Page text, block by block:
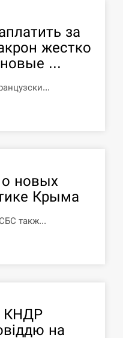
по
за
жестко
...
о новых
Крыма
такж...
КНДР
на